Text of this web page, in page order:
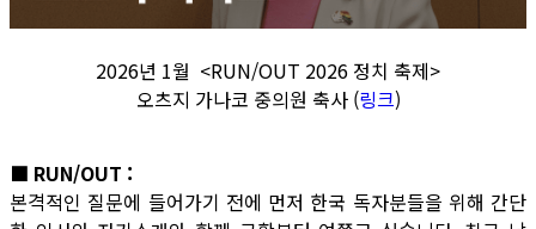
2026년 1월 <RUN/OUT 2026 정치 축제>
오츠지 가나코 중의원 축사 (링크)
■ RUN/OUT :
본격적인 질문에 들어가기 전에 먼저 한국 독자분들을 위해 간단